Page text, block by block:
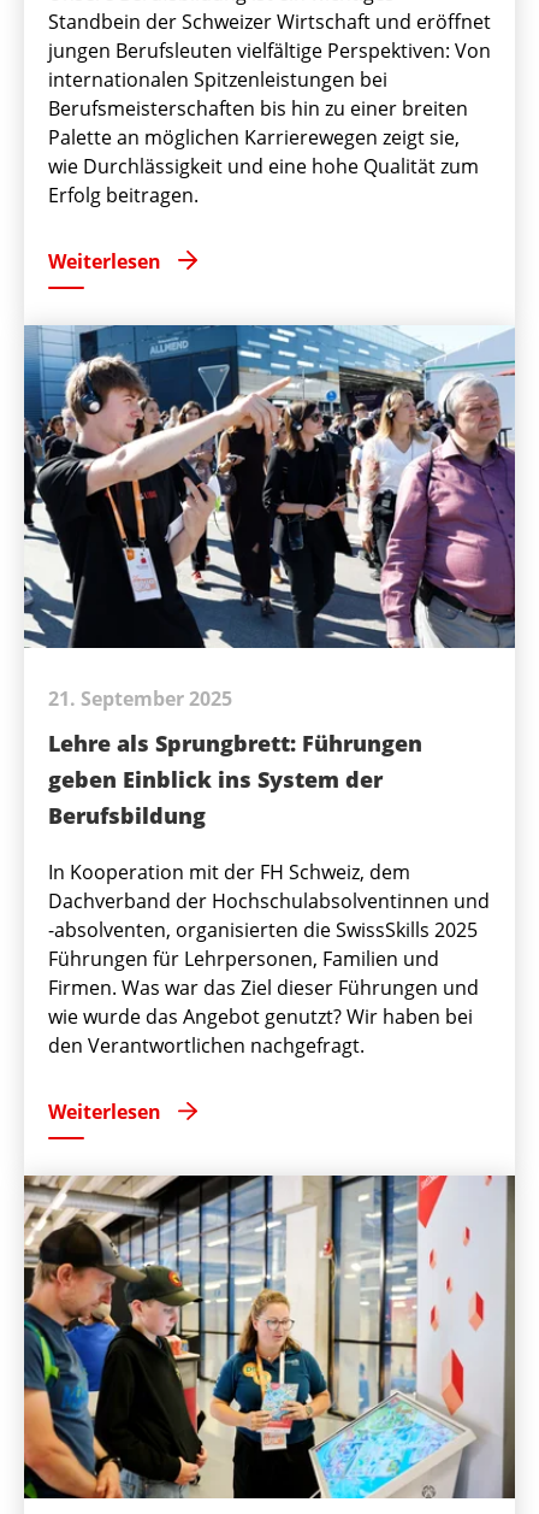
Standbein der Schweizer Wirtschaft und eröffnet
jungen Berufsleuten vielfältige Perspektiven: Von
internationalen Spitzenleistungen bei
Berufsmeisterschaften bis hin zu einer breiten
Palette an möglichen Karrierewegen zeigt sie,
wie Durchlässigkeit und eine hohe Qualität zum
Erfolg beitragen.
Weiterlesen
21. September 2025
Lehre als Sprungbrett: Führungen
geben Einblick ins System der
Berufsbildung
In Kooperation mit der FH Schweiz, dem
Dachverband der Hochschulabsolventinnen und
-absolventen, organisierten die SwissSkills 2025
Führungen für Lehrpersonen, Familien und
Firmen. Was war das Ziel dieser Führungen und
wie wurde das Angebot genutzt? Wir haben bei
den Verantwortlichen nachgefragt.
Weiterlesen